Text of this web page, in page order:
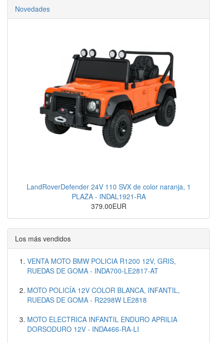
Novedades
LandRoverDefender 24V 110 SVX de color naranja, 1
PLAZA - INDAL1921-RA
379.00EUR
Los más vendidos
VENTA MOTO BMW POLICIA R1200 12V, GRIS,
RUEDAS DE GOMA - INDA700-LE2817-AT
MOTO POLICÍA 12V COLOR BLANCA, INFANTIL,
RUEDAS DE GOMA - R2298W LE2818
MOTO ELECTRICA INFANTIL ENDURO APRILIA
DORSODURO 12V - INDA466-RA-LI